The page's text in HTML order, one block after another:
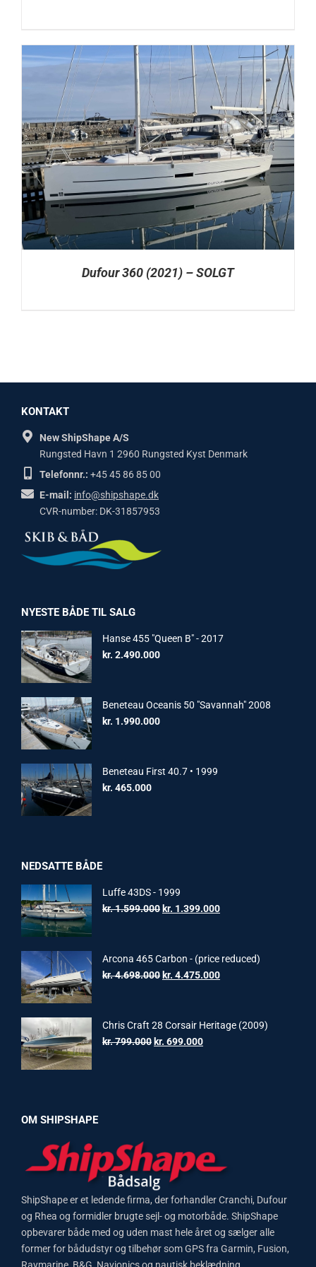
Dufour 360 (2021) – SOLGT
KONTAKT
New ShipShape A/S
Rungsted Havn 1 2960 Rungsted Kyst Denmark
Telefonnr.: +45 45 86 85 00
E-mail: info@shipshape.dk
CVR-number: DK-31857953
NYESTE BÅDE TIL SALG
Hanse 455 "Queen B" - 2017
kr. 2.490.000
Beneteau Oceanis 50 "Savannah" 2008
kr. 1.990.000
Beneteau First 40.7 • 1999
kr. 465.000
NEDSATTE BÅDE
Luffe 43DS - 1999
kr.1.599.000Original
kr. 1.599.000.
kr. 1.399.000Current
kr. 1.399.000.
Arcona 465 Carbon - (price reduced)
kr.4.698.000Original
kr. 4.698.000.
kr. 4.475.000Current
kr. 4.475.000.
Chris Craft 28 Corsair Heritage (2009)
kr.799.000Original
kr. 699.000Current
OM SHIPSHAPE
ShipShape er et ledende firma, der forhandler Cranchi, Dufour
og Rhea og formidler brugte sejl- og motorbåde. ShipShape
opbevarer både med og uden mast hele året og sælger alle
former for bådudstyr og tilbehør som GPS fra Garmin, Fusion,